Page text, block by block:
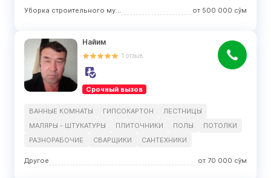
Уборка строительного мусора
от 500 000 сўм
Найим
1 отзыв
Срочный вызов
ВАННЫЕ КОМНАТЫ ГИПСОКАРТОН
ЛЕСТНИЦЫ
МАЛЯРЫ - ШТУКАТУРЫ
ПЛИТОЧНИКИ ПОЛЫ
ПОТОЛКИ
РАЗНОРАБОЧИЕ
СВАРЩИКИ САНТЕХНИКИ
Другое от 70 000 сўм